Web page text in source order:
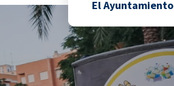
El Ayuntamiento